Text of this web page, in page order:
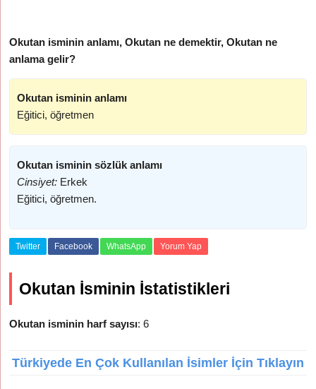
Okutan isminin anlamı, Okutan ne demektir, Okutan ne
anlama gelir?
Okutan isminin anlamı
Eğitici, öğretmen
Okutan isminin sözlük anlamı
Cinsiyet: Erkek
Eğitici, öğretmen.
Twitter Facebook WhatsApp Yorum Yap
Okutan İsminin İstatistikleri
Okutan isminin harf sayısı: 6
Türkiyede En Çok Kullanılan İsimler İçin Tıklayın